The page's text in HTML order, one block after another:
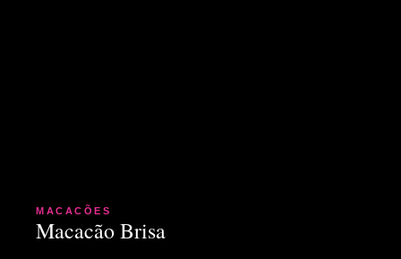
MACACÕES
Macacão Brisa